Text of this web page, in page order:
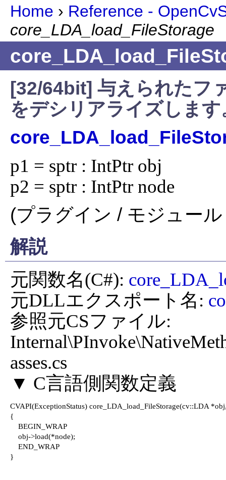
Home › Reference -
core_LDA_load_FileStorage
[32/64bit] 与えられたフ
をデシリアライズします
p1 = sptr : IntPtr obj
p2 = sptr : IntPtr node
(プラグイン / モジュー
解説
元関数名(C#):
元DLLエクスポート名:
参照元CSファイル:
asses.cs
CVAPI(ExceptionStatus) core_LDA_load_FileStorage(cv::LDA
{
    BEGIN_WRAP
    obj->load(*node);
    END_WRAP
}